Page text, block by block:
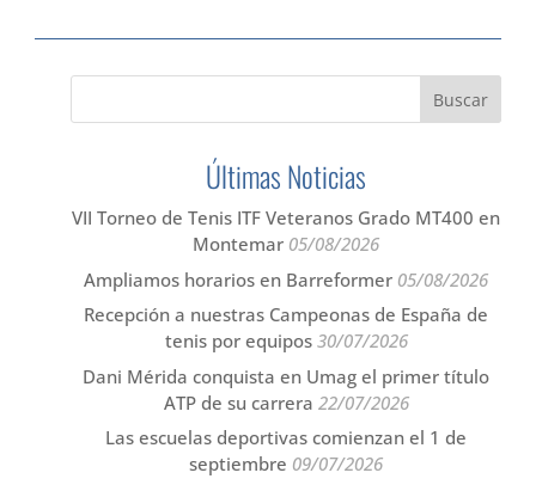
Últimas Noticias
VII Torneo de Tenis ITF Veteranos Grado MT400 en
Montemar 05/08/2026
Ampliamos horarios en Barreformer 05/08/2026
Recepción a nuestras Campeonas de España de
tenis por equipos 30/07/2026
Dani Mérida conquista en Umag el primer título
ATP de su carrera 22/07/2026
Las escuelas deportivas comienzan el 1 de
septiembre 09/07/2026